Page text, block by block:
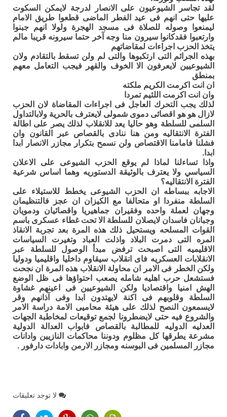
لقد تجاسر الشيوعيون على الانصار لدرجة لايمكن السكوت
عليها حتى انهم فى عيد الفطر الماضى قطعوا طريق الامام
ليمنعوا وصوله للصلاة فى مسجد الهجرة ولولا انهم جبنوا
وارتعبوا فقدكانوا سيرون منا وجه آخر حتما سيرونه قريبا مالم
يتخذ الحزب اجراءات لمقاضاتهم
بهذه الجرائم التى ارتكبوها والتى لم ولن تسقط بالتقادم ولان
الشيوعيين لايعرفون الا الخوف والقهر فيجب التعامل معهم
بمنطق
ان انت اكرمت الكريم ملكته
وان انت اكرمت اللئيم تمردا
لذلك يجب التحرك العاجل فى اجراءات المقاضاة لان الحزب
لازال هو هو اقصائى دموى شمولى لايعترف بالحرية ولابالتداول
السلمى للسلطة وهو حاليا يعد للانقلاب لذلك يصر على اطالة
الفترة الانتقاليه ومن هنا ننادى بالقصاص عبر القانون وان
فشلنا فامامنا الاقتصاص ولن نسمح بتكرار مجازر الانصار ابدا
ابدا.
واذا تساءلنا لماذا لم يوقع الحزب الشيوعى على الاعلان
السياسي ولا يعترف بالوثيقة الدستوريه وهما اساس شرعية
الفترة الانتقاليه؟
الاجابه ببساطه ان الحزب الشيوعى يخطط للاستيلاء على
السلطة منفردا او متحالفا مع الكيزان ان عجز فالتنظيمان
وجهان لعملة واحده وفقيران جماهيريا واقصائيان ودمويان
وجبانان فاسدان لايصلان للسلطة الا تحت غطاء عسكرى باسم
القوات المسلحه ويستحيل ذلك هذه المرة بعد تجربة الانقاذ
المره التى دمرت البلاد واذلت العباد وتغيرت السياسات
الاقليميه التى اصبحت ترفض مبدأ الوصول للسلطة عبر
الانقلابات العسكريه فاى انقلاب سيقاوم داخليا واقليميا ودوليا
ولكن الخطر فى الامر ان محاولة الانقلاب هذه المرة ان نجحت
فستشعل حرب اهليه شامله يصعب احتواؤها فى ظل الوضع
الهش امنيا واقتصاديا ولكن الشيوعيين فى اعينهم غشاوة
السلطة وقلوبهم فى اكنة لايهتدون ابدا وفى آذانهم وقر
لايسمعون النصح لذلك على هيئة محاميى الامة دراسة الامر
والشروع فيه حتى لايضطرونا لجمع توقيعات لمخاطبة الجهات
العدليه الدوليه للمطالبة بالقصاص فابواب العدالة الدولية
مشرعة يطرقها كل مظلوم ودوننا محاكمات النازيين وادانات
مجازر المسلمين فى البوسنه ومجازر الارمن وابادات دارفور .
لا توجد تعليقات